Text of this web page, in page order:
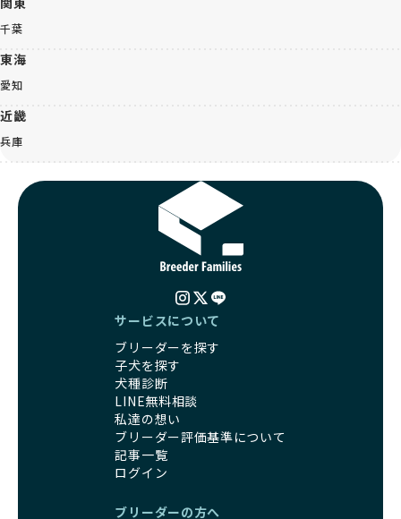
千葉
東海
愛知
近畿
兵庫
サービスについて
ブリーダーを探す
子犬を探す
犬種診断
LINE無料相談
私達の想い
ブリーダー評価基準について
記事一覧
ログイン
ブリーダーの方へ